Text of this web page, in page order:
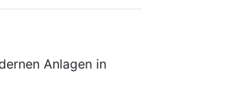
Anlagen in